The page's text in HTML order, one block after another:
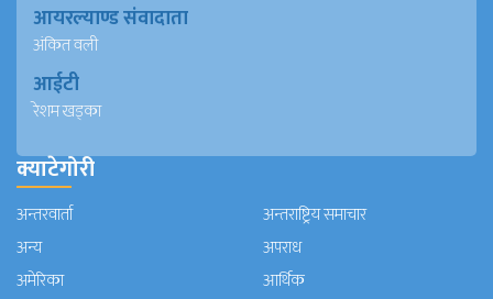
आयरल्याण्ड संवादाता
अंकित वली
आईटी
रेशम खड्का
क्याटेगोरी
अन्तरवार्ता
अन्तराष्ट्रिय समाचार
अन्य
अपराध
अमेरिका
आर्थिक